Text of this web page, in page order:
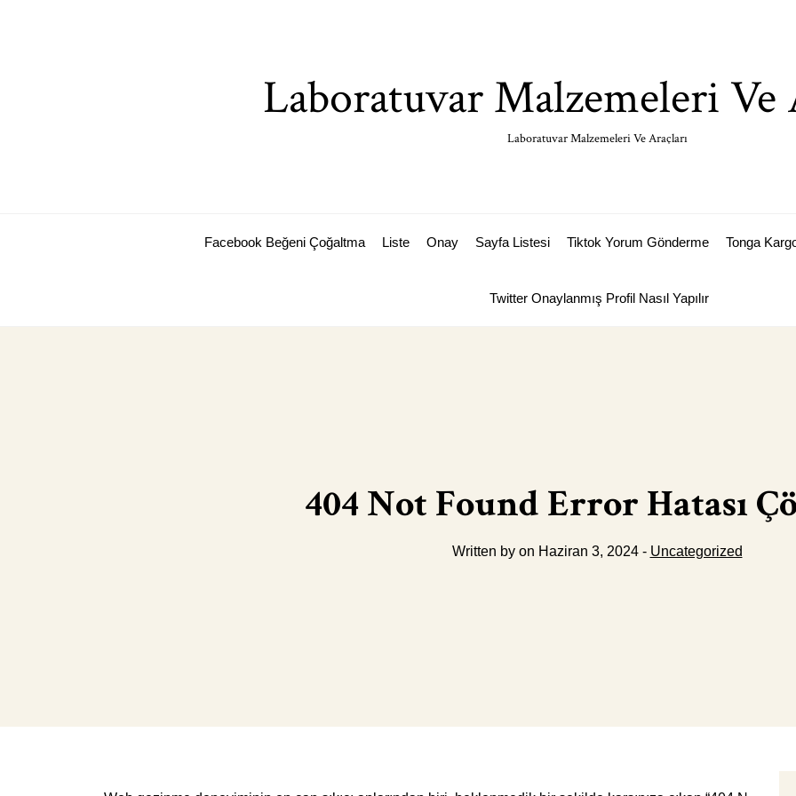
Laboratuvar Malzemeleri Ve
Laboratuvar Malzemeleri Ve Araçları
Facebook Beğeni Çoğaltma Liste Onay Sayfa Listesi Tiktok Yorum Gönderme Tonga
Twitter Onaylanmış Profil Nasıl Yapılır
404 Not Found Error Hatası
Written by on Haziran 3, 2024 - Uncategorized